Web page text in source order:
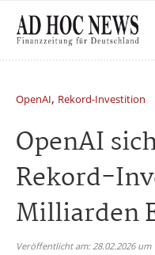
OpenAI, Rekord-Investition
OpenAI
Rekord-
Milliarden
Veröffentlicht am: 28.02.2026